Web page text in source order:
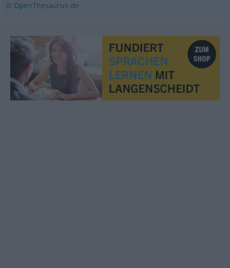
© OpenThesaurus.de